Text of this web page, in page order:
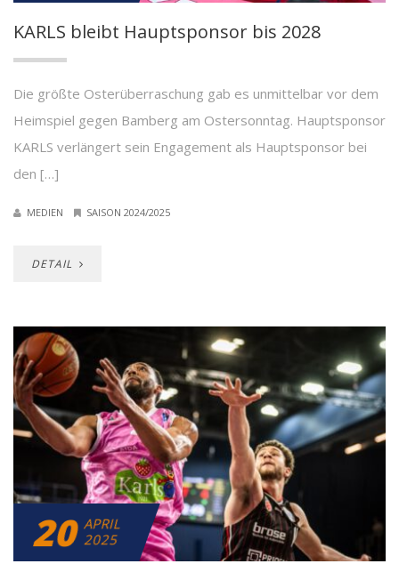
KARLS bleibt Hauptsponsor bis 2028
Die größte Osterüberraschung gab es unmittelbar vor dem
Heimspiel gegen Bamberg am Ostersonntag. Hauptsponsor
KARLS verlängert sein Engagement als Hauptsponsor bei
den […]
MEDIEN SAISON 2024/2025
DETAIL
20 APRIL
2025